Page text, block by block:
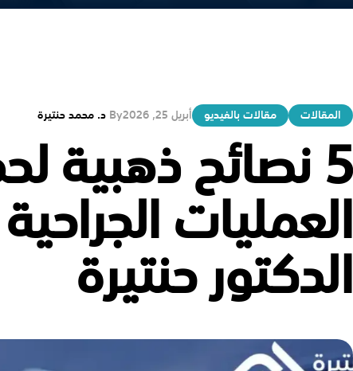
المقالات مقالات بالفيديو أبريل 25, 2026 By د. محمد حنتيرة
5 نصائح ذهبية
العمليات
الدكتور حنتيرة